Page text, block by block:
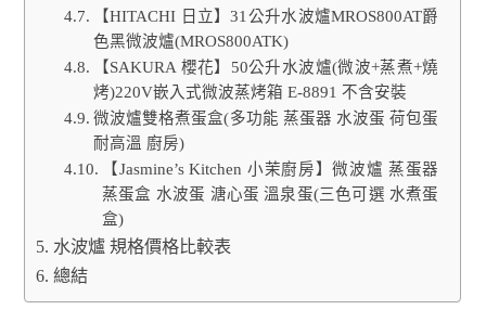
【HITACHI 日立】31公升水波爐MROS800AT爵
色黑微波爐(MROS800ATK)
【SAKURA 櫻花】50公升水波爐(微波+蒸煮+燒
烤)220V嵌入式微波蒸烤箱 E-8891 不含安裝
微波爐雙格煮蛋盒(多功能 蒸蛋器 水波蛋 荷包蛋
耐高溫 廚房)
【Jasmine’s Kitchen 小茉廚房】微波爐 蒸蛋器
蒸蛋盒 水波蛋 溏心蛋 溫泉蛋(三色可選 水煮蛋
盒)
水波爐 規格價格比較表
總結